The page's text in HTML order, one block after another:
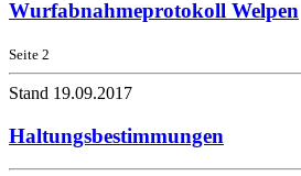
Wurfabnahmeprotokoll Welpen
Seite 2
Stand 19.09.2017
Haltungsbestimmungen